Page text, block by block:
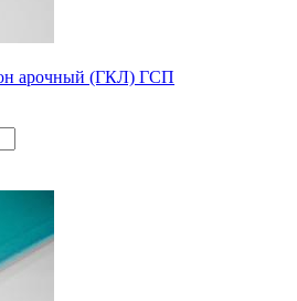
арочный (ГКЛ) ГСП